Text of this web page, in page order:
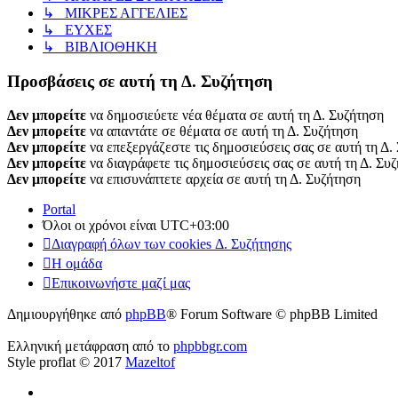
↳ ΜΙΚΡΕΣ ΑΓΓΕΛΙΕΣ
↳ ΕΥΧΕΣ
↳ ΒΙΒΛΙΟΘΗΚΗ
Προσβάσεις σε αυτή τη Δ. Συζήτηση
Δεν μπορείτε να δημοσιεύετε νέα θέματα σε αυτή τη Δ. Συζήτηση
Δεν μπορείτε να απαντάτε σε θέματα σε αυτή τη Δ. Συζήτηση
Δεν μπορείτε να επεξεργάζεστε τις δημοσιεύσεις σας σε αυτή τη
Δεν μπορείτε να διαγράφετε τις δημοσιεύσεις σας σε αυτή τη Δ.
Δεν μπορείτε να επισυνάπτετε αρχεία σε αυτή τη Δ. Συζήτηση
Portal
Όλοι οι χρόνοι είναι UTC+03:00
Διαγραφή όλων των cookies Δ. Συζήτησης
Η ομάδα
Επικοινωνήστε μαζί μας
Δημιουργήθηκε από phpBB® Forum Software © phpBB Limited
Ελληνική μετάφραση από το phpbbgr.com
Style proflat © 2017 Mazeltof